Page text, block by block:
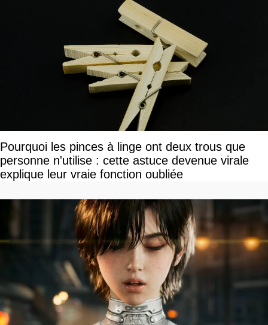
Pourquoi les pinces à linge ont deux trous que
personne n'utilise : cette astuce devenue virale
explique leur vraie fonction oubliée